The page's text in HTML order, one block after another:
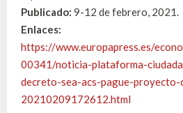
Publicado: 9-12 de febrero, 2021.
Enlaces:
https://www.europapress.es/
00341/noticia-plataforma-
decreto-sea-acs-pague-
20210209172612.html